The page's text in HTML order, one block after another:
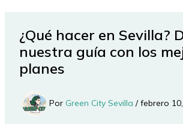
¿Qué hacer en Sevilla?
nuestra guía con los
planes
Por Green City Sevilla /febrero